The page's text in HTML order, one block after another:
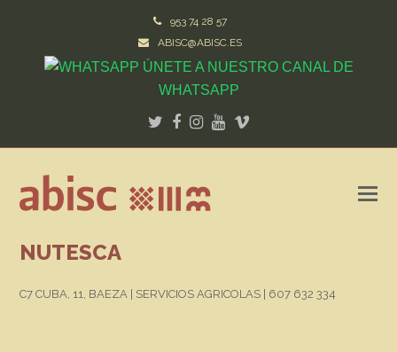
953 74 28 57
ABISC@ABISC.ES
ÚNETE A NUESTRO CANAL DE
WHATSAPP
Twitter
Facebook
Instagram
Youtube
Vimeo
NUTESCA
C7 CUBA, 11, BAEZA | SERVICIOS AGRICOLAS | 607 632 334